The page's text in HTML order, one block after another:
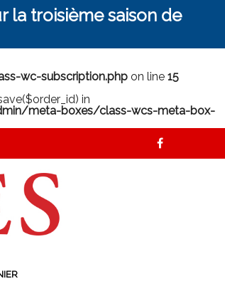
la troisième saison de
wc-subscription.php on line 15
in
meta-boxes/class-wcs-meta-box-